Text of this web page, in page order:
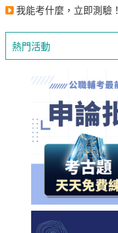
我能考什麼，立即測驗！
熱門活動